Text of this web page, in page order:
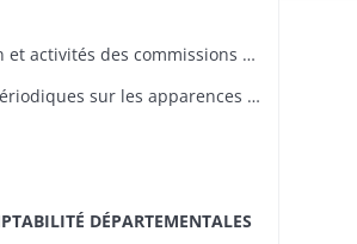
STATISTIQUES: composition et activités des commissions de statistiques cantonales
SUBSISTANCES: rapports périodiques sur les apparences des semailles et les produits des récoltes
DÉPARTEMENTALES